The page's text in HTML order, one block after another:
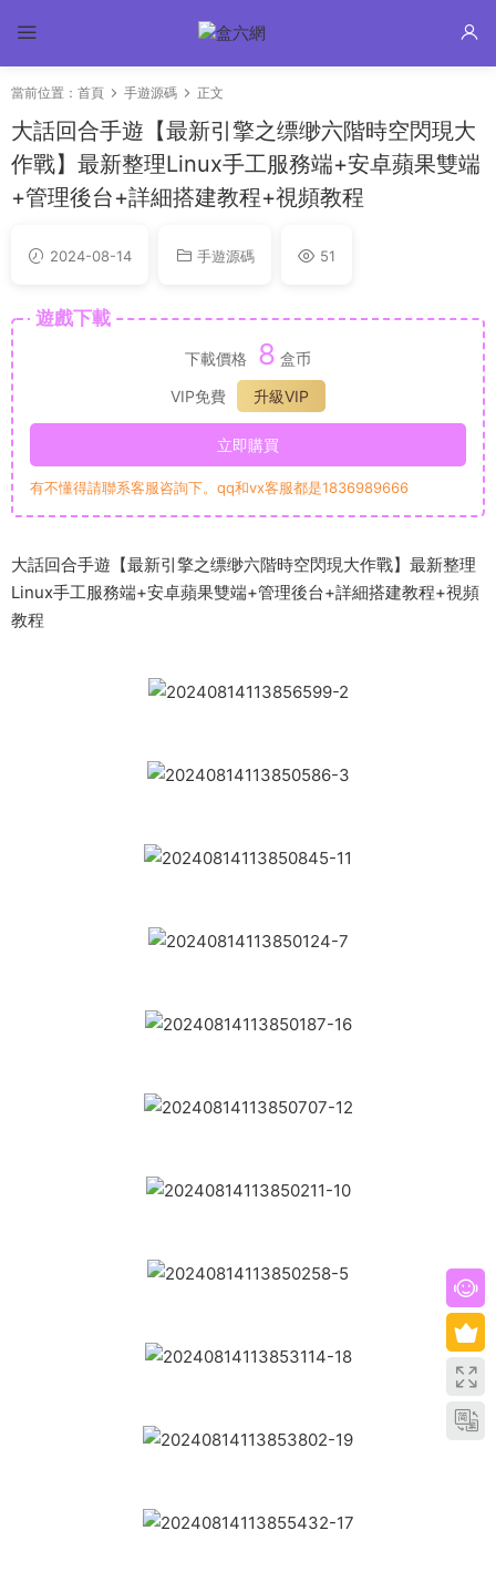
當前位置： 首頁 手遊源碼 正文
大話回合手遊【最新引擎之缥缈六階時空閃現大
作戰】最新整理Linux手工服務端+安卓蘋果雙端
+管理後台+詳細搭建教程+視頻教程
2024-08-14 手遊源碼 51
遊戲下載
下載價格 8 盒币
VIP免費
升級VIP
立即購買
有不懂得請聯系客服咨詢下。qq和vx客服都是1836989666
大話回合手遊【最新引擎之缥缈六階時空閃現大作戰】最新整理
Linux手工服務端+安卓蘋果雙端+管理後台+詳細搭建教程+視頻
教程